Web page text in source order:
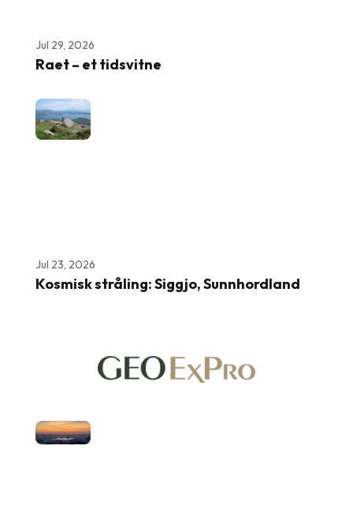
Jul 29, 2026
Raet – et tidsvitne
Jul 23, 2026
Kosmisk stråling: Siggjo, Sunnhordland